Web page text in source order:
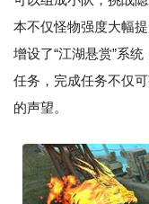
本不仅怪物强度大幅
增设了“江湖悬赏”系
任务，完成任务不仅
的声望。